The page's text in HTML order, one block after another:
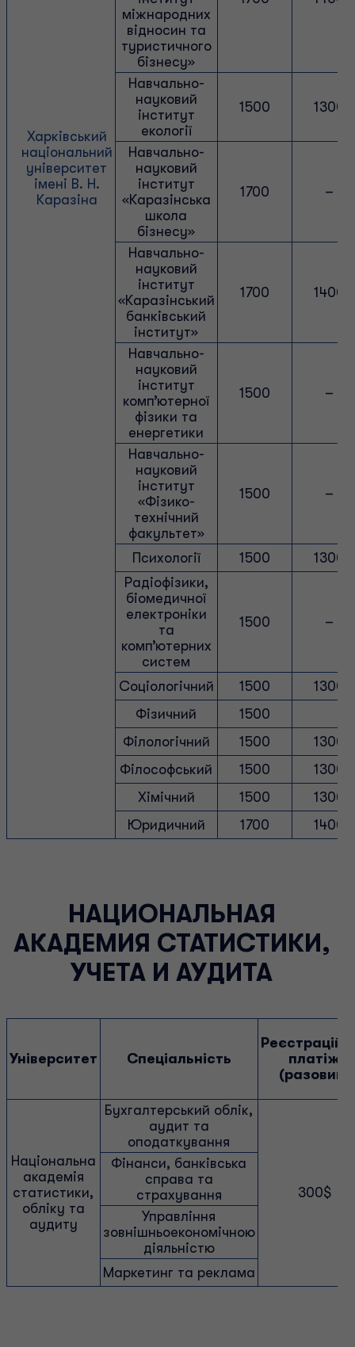
Харківський
національний
університет
імені В. Н.
Каразіна
міжнародних
відносин та
туристичного
бізнесу»
Навчально-
науковий
інститут
екології
1500 1300
Навчально-
науковий
інститут
«Каразінська
школа
бізнесу»
1700 –
Навчально-
науковий
інститут
«Каразінський
банківський
інститут»
1700 1400
Навчально-
науковий
інститут
комп’ютерної
фізики та
енергетики
1500 –
Навчально-
науковий
інститут
«Фізико-
технічний
факультет»
1500 –
Психології 1500
1300
Радіофізики,
біомедичної
електроніки
та
комп’ютерних
систем
1500 –
Соціологічний 1500
1300
Фізичний
1500
Філологічний
1500
1300
Філософський
1500
1300
Хімічний
1500
1300
Юридичний
1700 1400
НАЦИОНАЛЬНАЯ
АКАДЕМИЯ СТАТИСТИКИ,
УЧЕТА И АУДИТА
Університет Спеціальність
платіж
(разовий)
Національна
академія
статистики,
обліку та
аудиту
Бухгалтерський облік,
аудит та
оподаткування
300$
Фінанси, банківська
справа та
страхування
Управління
зовнішньоекономічною
діяльністю
Маркетинг та реклама